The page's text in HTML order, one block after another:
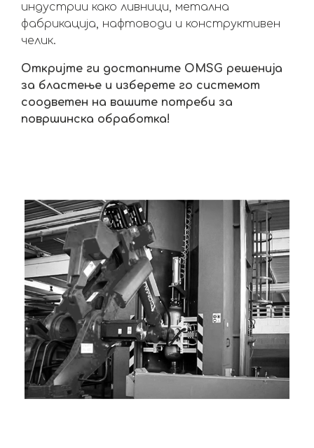
индустрии како ливници, метална
фабрикација, нафтоводи и конструктивен
челик.
Откријте ги достапните OMSG решенија
за бластење и изберете го системот
соодветен на вашите потреби за
површинска обработка!